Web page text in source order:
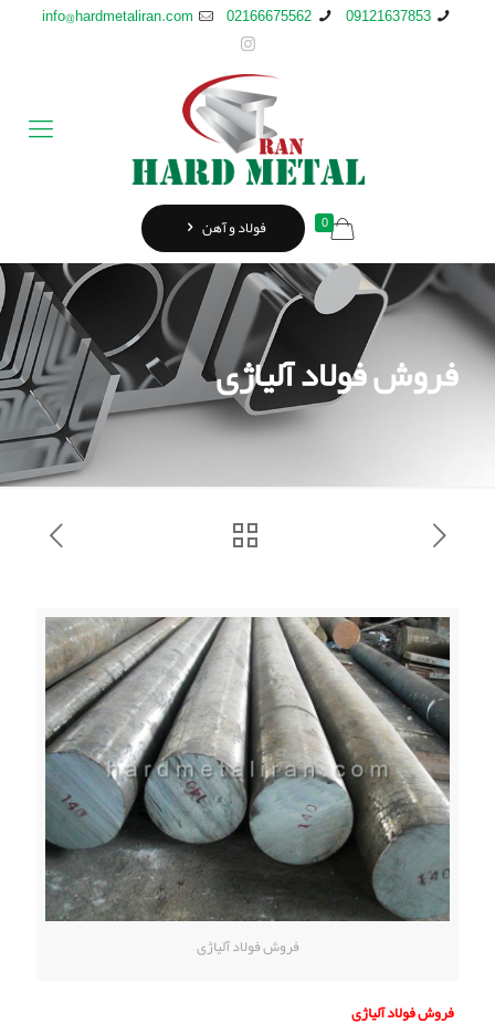
09121637853
02166675562
info@hardmetaliran.com
0 فولاد و آهن
فروش فولاد آلیاژی
فروش فولاد آلیاژی
فروش فولاد آلیاژی